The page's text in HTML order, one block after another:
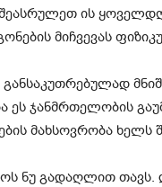
ის
მიჩვევას
განსაკუთრებულად
ეს ჯანმრთელობის
მახსოვრობა ხელს
ნუ გადაღლით